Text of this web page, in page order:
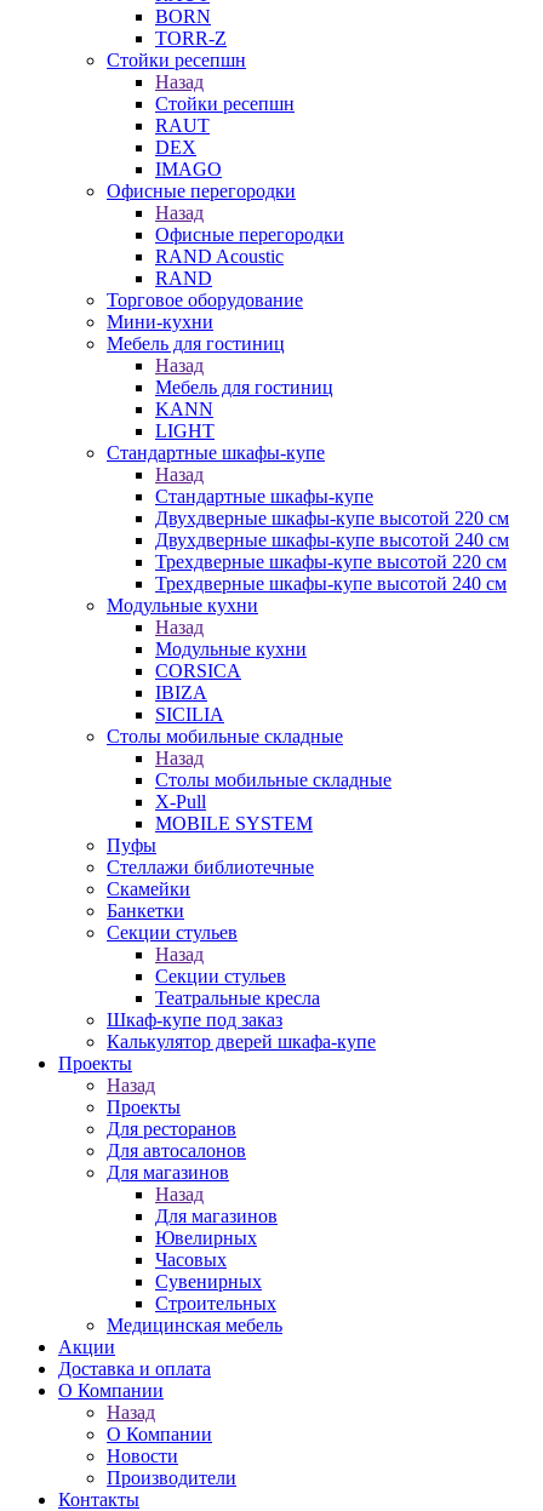
BORN
TORR-Z
Стойки ресепшн
Назад
Стойки ресепшн
RAUT
DEX
IMAGO
Офисные перегородки
Назад
Офисные перегородки
RAND Acoustic
RAND
Торговое оборудование
Мини-кухни
Мебель для гостиниц
Назад
Мебель для гостиниц
KANN
LIGHT
Стандартные шкафы-купе
Назад
Стандартные шкафы-купе
Двухдверные шкафы-купе высотой 220 см
Двухдверные шкафы-купе высотой 240 см
Трехдверные шкафы-купе высотой 220 см
Трехдверные шкафы-купе высотой 240 см
Модульные кухни
Назад
Модульные кухни
CORSICA
IBIZA
SICILIA
Столы мобильные складные
Назад
Столы мобильные складные
X-Pull
MOBILE SYSTEM
Пуфы
Стеллажи библиотечные
Скамейки
Банкетки
Секции стульев
Назад
Секции стульев
Театральные кресла
Шкаф-купе под заказ
Калькулятор дверей шкафа-купе
Проекты
Назад
Проекты
Для ресторанов
Для автосалонов
Для магазинов
Назад
Для магазинов
Ювелирных
Часовых
Сувенирных
Строительных
Медицинская мебель
Акции
Доставка и оплата
О Компании
Назад
О Компании
Новости
Производители
Контакты